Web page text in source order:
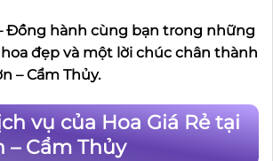
Đồng hành cùng bạn trong những
đẹp và một lời chúc chân thành
– Cẩm Thủy.
vụ của Hoa Giá Rẻ tại
– Cẩm Thủy